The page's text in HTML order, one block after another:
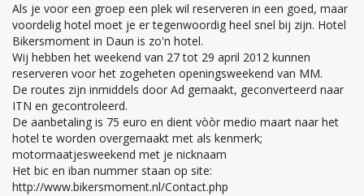
Als je voor een groep een plek wil reserveren in een goed, maar
voordelig hotel moet je er tegenwoordig heel snel bij zijn. Hotel
Bikersmoment in Daun is zo'n hotel.
Wij hebben het weekend van 27 tot 29 april 2012 kunnen
reserveren voor het zogeheten openingsweekend van MM.
De routes zijn inmiddels door Ad gemaakt, geconverteerd naar
ITN en gecontroleerd.
De aanbetaling is 75 euro en dient vòòr medio maart naar het
hotel te worden overgemaakt met als kenmerk;
motormaatjesweekend met je nicknaam
Het bic en iban nummer staan op site:
http://www.bikersmoment.nl/Contact.php